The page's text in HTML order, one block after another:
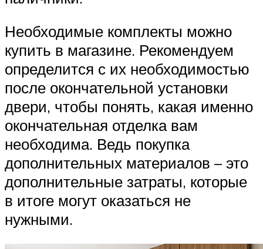
Необходимые комплекты можно
купить в магазине. Рекомендуем
определится с их необходимостью
после окончательной установки
двери, чтобы понять, какая именно
окончательная отделка вам
необходима. Ведь покупка
дополнительных материалов – это
дополнительные затраты, которые
в итоге могут оказаться не
нужными.